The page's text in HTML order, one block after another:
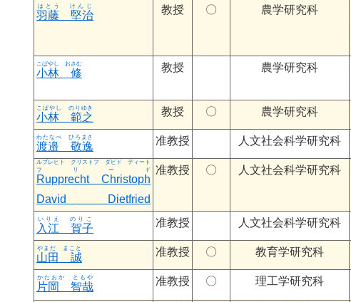
さがみ たけひと
いまむら たけし
さとう のりお
すやま けいこ
羽藤 堅治 教授 〇 農学研究科
小林 修 教授 農学研究科
小林 範之 教授 〇 農学研究科
渡邉 敬逸 准教授 人文社会科学研究科
Rupprecht Christoph
David Dietfried
准教授 〇 人文社会科学研究科
入江 賀子 准教授 人文社会科学研究科
山田 誠 准教授 〇 教育学研究科
片岡 智哉 准教授 〇 理工学研究科